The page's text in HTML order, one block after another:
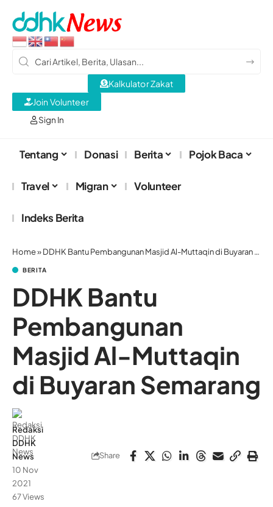
Sign In
Kalkulator Zakat
Join Volunteer
Tentang Donasi Berita Pojok Baca
Travel Migran Volunteer
Indeks Berita
Home»DDHK Bantu Pembangunan Masjid Al-Muttaqin di Buyaran Semarang
BERITA
DDHK Bantu
Pembangunan
Masjid Al-Muttaqin
di Buyaran Semarang
Redaksi
DDHK
News
10 Nov
2021
67 Views
Share